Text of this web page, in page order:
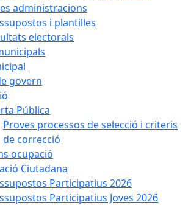
administracions
i plantilles
electorals
govern
Pública
Proves processos de selecció i criteris
de correcció
ocupació
Ciutadana
Participatius 2026
Participatius Joves 2026